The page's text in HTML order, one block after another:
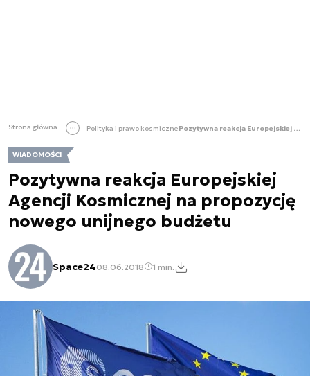
Strona główna Polityka i prawo kosmiczne Pozytywna reakcja Europejskiej Agencji Kosmicznej na propozycję nowego unijnego budżetu
WIADOMOŚCI
Pozytywna reakcja Europejskiej
Agencji Kosmicznej na propozycję
nowego unijnego budżetu
Space2408.06.2018 1 min.